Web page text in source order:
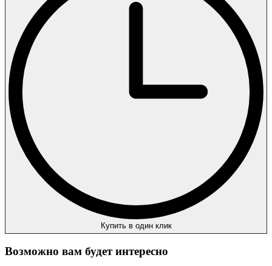
Купить в один клик
Возможно вам будет интересно